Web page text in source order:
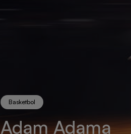
Basketbol
Adam Adama